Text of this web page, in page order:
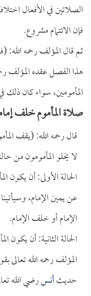
الصلاتين في الأفعال
فإن الائتمام مشروع.
ثم قال المؤلف رحمه
هذا الفصل عقده المؤلف
المأمومين، سواء كان
صلاة المأموم خلف
قال رحمه الله: (يقف
لا يخلو المأمومون من
الحالة الأولى: أن يكون
عن يمين الإمام،
الإمام أو خلف الإمام.
الحالة الثانية: أن يكون
المؤلف رحمه الله
حديثأنسرضي الله